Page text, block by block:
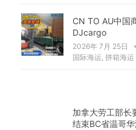
CN TO AU中国
DJcargo
2026年 7月 25日
国际海运 拼箱海运
加拿大劳工部长
结束BC省温哥